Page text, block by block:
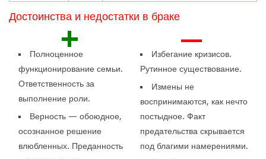
Достоинства и недостатки в браке
+
Полноценное
функционирование семьи.
Ответственность за
выполнение роли.
Верность — обоюдное,
осознанное решение
влюбленных. Преданность
—
Избегание кризисов.
Рутинное существование.
Измены не
воспринимаются, как нечто
постыдное. Факт
предательства скрывается
под благими намерениями.